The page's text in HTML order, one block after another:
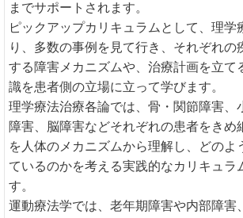
までサポートされます。
ピックアップカリキュラムとして、理学
り、多数の事例を見て行き、それぞれの
する障害メカニズムや、治療計画を立て
識を患者側の立場に立って学びます。
理学療法治療各論では、骨・関節障害、
障害、脳障害などそれぞれの患者をきめ
を人体のメカニズムから理解し、どのよ
ているのかを考える実践的なカリキュラ
す。
運動療法学では、老年期障害や内部障害